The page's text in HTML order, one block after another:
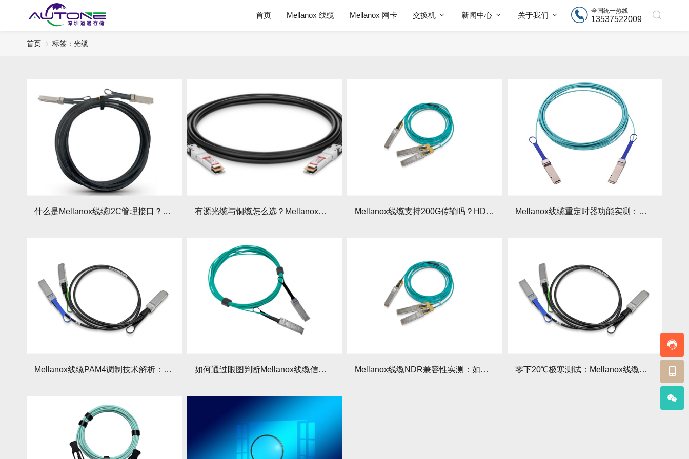
首页 Mellanox 线缆 Mellanox 网卡 交换机 新闻中心 关于我们
全国统一热线
13537522009
首页 标签：光缆
什么是Mellanox线缆I2C管理接口？它在智能化运维中有哪些应用？ 有源光缆与铜缆怎么选？Mellanox有源光缆与铜缆传输距离对比情况如何？ Mellanox线缆支持200G传输吗？HDR网络实测数据呈现怎样？ Mellanox线缆重定时器功能实测：如何通过它提升信号完整性？还有哪些相关要点？
Mellanox线缆PAM4调制技术解析：如何通过它降低200G误码率？还有哪些提升性能的要点？ 如何通过眼图判断Mellanox线缆信号质量？有哪些参数调校指南？ Mellanox线缆NDR兼容性实测：如何实现400G网络平滑升级？升级有哪些要点？ 零下20℃极寒测试：Mellanox线缆外护套脆化风险如何？有哪些预防措施？